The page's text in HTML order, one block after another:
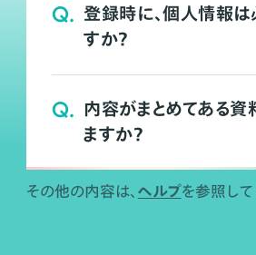
Q. 登録時に、個人情報
すか？
Q. 内容がまとめてある資
ますか？
その他の内容は、 ヘルプを参照して